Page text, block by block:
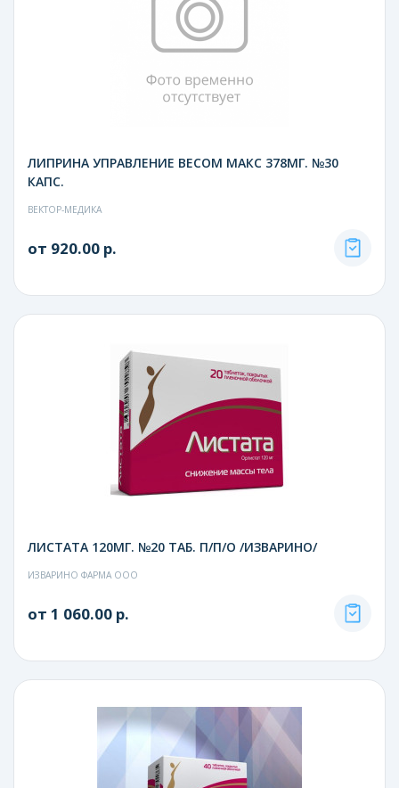
ЛИПРИНА УПРАВЛЕНИЕ ВЕСОМ МАКС 378МГ. №30
КАПС.
ВЕКТОР-МЕДИКА
от 920.00 р.
ЛИСТАТА 120МГ. №20 ТАБ. П/П/О /ИЗВАРИНО/
ИЗВАРИНО ФАРМА ООО
от 1 060.00 р.